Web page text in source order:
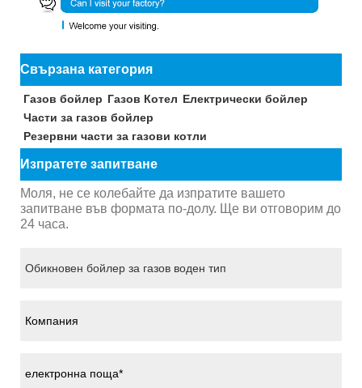
Свързана категория
Газов бойлер Газов Котел Електрически бойлер
Части за газов бойлер
Резервни части за газови котли
Изпратете запитване
Моля, не се колебайте да изпратите вашето
запитване във формата по-долу. Ще ви отговорим до
24 часа.